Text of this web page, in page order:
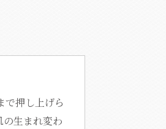
で押し上げら
生まれ変わ